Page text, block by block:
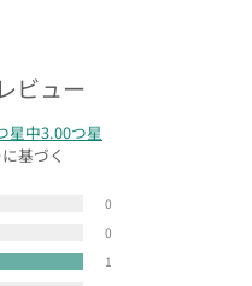
ビュー
星中3.00つ星
基づく
0
0
1